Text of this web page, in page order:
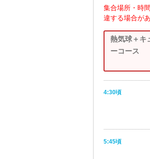
集合場所・時
違する場合が
熱気球＋キ
ーコース
4:30頃
5:45頃